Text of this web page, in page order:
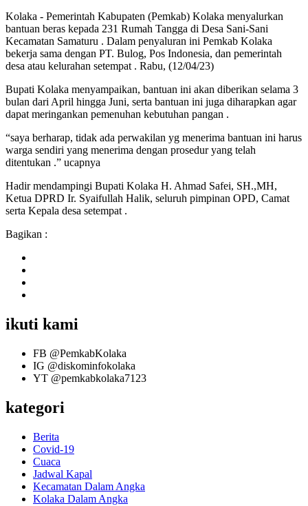
Kolaka - Pemerintah Kabupaten (Pemkab) Kolaka menyalurkan
bantuan beras kepada 231 Rumah Tangga di Desa Sani-Sani
Kecamatan Samaturu . Dalam penyaluran ini Pemkab Kolaka
bekerja sama dengan PT. Bulog, Pos Indonesia, dan pemerintah
desa atau kelurahan setempat . Rabu, (12/04/23)
Bupati Kolaka menyampaikan, bantuan ini akan diberikan selama 3
bulan dari April hingga Juni, serta bantuan ini juga diharapkan agar
dapat meringankan pemenuhan kebutuhan pangan .
“saya berharap, tidak ada perwakilan yg menerima bantuan ini harus
warga sendiri yang menerima dengan prosedur yang telah
ditentukan .” ucapnya
Hadir mendampingi Bupati Kolaka H. Ahmad Safei, SH.,MH,
Ketua DPRD Ir. Syaifullah Halik, seluruh pimpinan OPD, Camat
serta Kepala desa setempat .
Bagikan :
ikuti kami
FB @PemkabKolaka
IG @diskominfokolaka
YT @pemkabkolaka7123
kategori
Berita
Covid-19
Cuaca
Jadwal Kapal
Kecamatan Dalam Angka
Kolaka Dalam Angka